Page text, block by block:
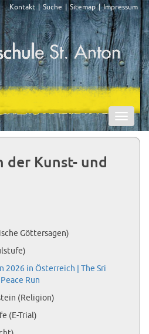
Kontakt Suche Sitemap Impressum
ein-/
der Kunst- und
Göttersagen)
2026 in Österreich | The Sri
Run
(Religion)
(E-Trial)